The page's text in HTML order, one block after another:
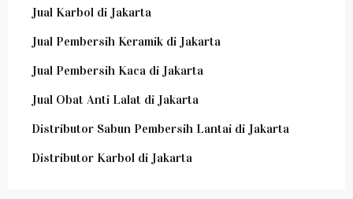
Jual Karbol di Jakarta
Jual Pembersih Keramik di Jakarta
Jual Pembersih Kaca di Jakarta
Jual Obat Anti Lalat di Jakarta
Distributor Sabun Pembersih Lantai di Jakarta
Distributor Karbol di Jakarta